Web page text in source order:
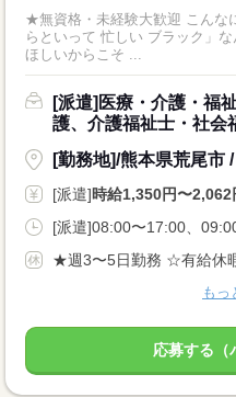
★無資格・未経験大歓迎 こんな
らといって 忙しい ブラック」
ほしいからこそ ...
[派遣]医療・介護・福
護、介護福祉士・社会
[勤務地]/熊本県荒尾市
[派遣]時給1,350円〜2,062
[派遣]08:00〜17:00、
★週3〜5日勤務 ☆有給休
もっ
応募する（